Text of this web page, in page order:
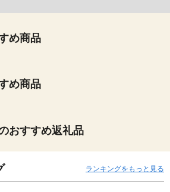
め商品
め商品
おすすめ返礼品
ランキングをもっと見る